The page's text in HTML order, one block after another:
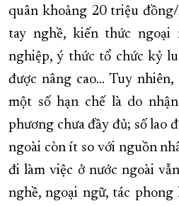
quân khoảng 20 triệu
tay nghề, kiến thức ngoại
nghiệp, ý thức tổ chức kỷ
được nâng cao… Tuy
một số hạn chế là do
phương chưa đầy đủ; số lao
ngoài còn ít so với nguồn
đi làm việc ở nước ngoài
nghề, ngoại ngữ, tác